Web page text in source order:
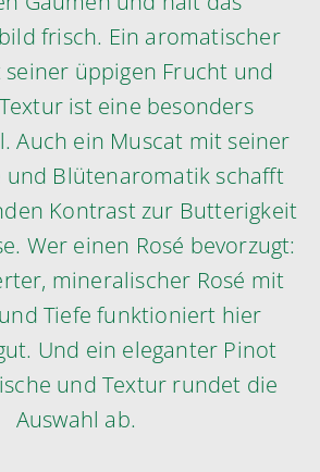
frisch. Ein aromatischer
üppigen Frucht und
ist eine besonders
Auch ein Muscat mit seiner
und Blütenaromatik schafft
Kontrast zur Butterigkeit
Wer einen Rosé bevorzugt:
mineralischer Rosé mit
Tiefe funktioniert hier
Und ein eleganter Pinot
und Textur rundet die
Auswahl ab.